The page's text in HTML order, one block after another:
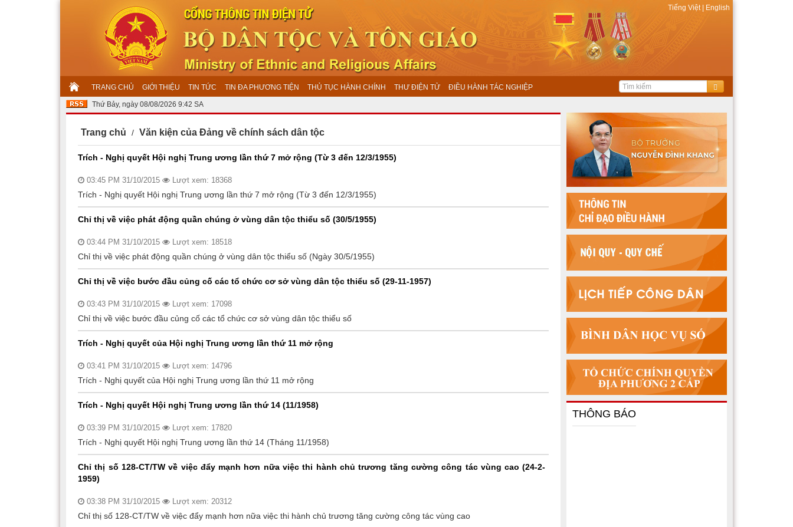
Tiếng Việt English
TRANG CHỦ GIỚI THIỆU TIN TỨC TIN ĐA PHƯƠNG TIỆN THỦ TỤC HÀNH CHÍNH THƯ ĐIỆN TỬ ĐIỀU HÀNH TÁC NGHIỆP
Thứ Bảy, ngày 08/08/2026 9:42 SA
Trang chủ Văn kiện của Đảng về chính sách dân tộc
Trích - Nghị quyết Hội nghị Trung ương lần thứ 7 mở rộng (Từ 3 đến 12/3/1955)
03:45 PM 31/10/2015 Lượt xem: 18368
Trích - Nghị quyết Hội nghị Trung ương lần thứ 7 mở rộng (Từ 3 đến 12/3/1955)
Chỉ thị về việc phát động quần chúng ở vùng dân tộc thiểu số (30/5/1955)
03:44 PM 31/10/2015 Lượt xem: 18518
Chỉ thị về việc phát động quần chúng ở vùng dân tộc thiểu số (Ngày 30/5/1955)
Chỉ thị về việc bước đầu củng cố các tổ chức cơ sở vùng dân tộc thiểu số (29-11-1957)
03:43 PM 31/10/2015 Lượt xem: 17098
Chỉ thị về việc bước đầu củng cố các tổ chức cơ sở vùng dân tộc thiểu số
Trích - Nghị quyết của Hội nghị Trung ương lần thứ 11 mở rộng
03:41 PM 31/10/2015 Lượt xem: 14796
Trích - Nghị quyết của Hội nghị Trung ương lần thứ 11 mở rộng
Trích - Nghị quyết Hội nghị Trung ương lần thứ 14 (11/1958)
03:39 PM 31/10/2015 Lượt xem: 17820
Trích - Nghị quyết Hội nghị Trung ương lần thứ 14 (Tháng 11/1958)
Chỉ thị số 128-CT/TW về việc đẩy mạnh hơn nữa việc thi hành chủ trương tăng cường công tác vùng cao (24-2-
1959)
03:38 PM 31/10/2015 Lượt xem: 20312
Chỉ thị số 128-CT/TW về việc đẩy mạnh hơn nữa việc thi hành chủ trương tăng cường công tác vùng cao
THÔNG BÁO